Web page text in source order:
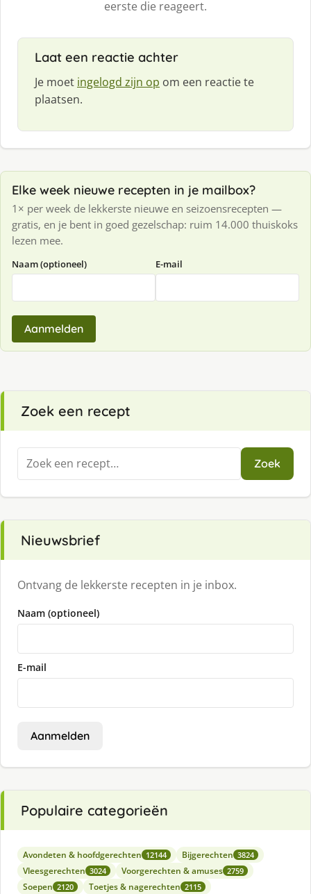
eerste die reageert.
Laat een reactie achter
Je moet ingelogd zijn op om een reactie te
plaatsen.
Elke week nieuwe recepten in je mailbox?
1× per week de lekkerste nieuwe en seizoensrecepten —
gratis, en je bent in goed gezelschap: ruim 14.000 thuiskoks
lezen mee.
Naam (optioneel) E-mail
Aanmelden
Zoek een recept
Zoeken
naar:
Zoek
Nieuwsbrief
Ontvang de lekkerste recepten in je inbox.
Naam (optioneel)
E-mail
Aanmelden
Populaire categorieën
Avondeten & hoofdgerechten 12144 Bijgerechten 3824
Vleesgerechten 3024 Voorgerechten & amuses 2759
Soepen 2120 Toetjes & nagerechten 2115